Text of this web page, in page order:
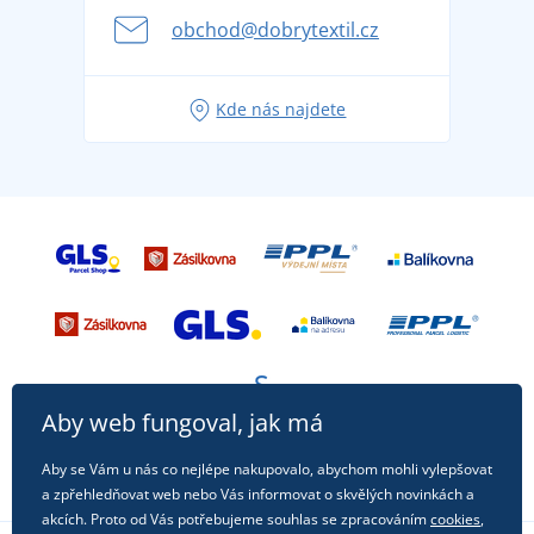
se na dovolenou bez starostí
Tipy na svěží outfity pro pohodové léto
obchod@dobrytextil.cz
Kde nás najdete
Aby web fungoval, jak má
Aby se Vám u nás co nejlépe nakupovalo, abychom mohli vylepšovat
a zpřehledňovat web nebo Vás informovat o skvělých novinkách a
akcích. Proto od Vás potřebujeme souhlas se zpracovánímcookies,